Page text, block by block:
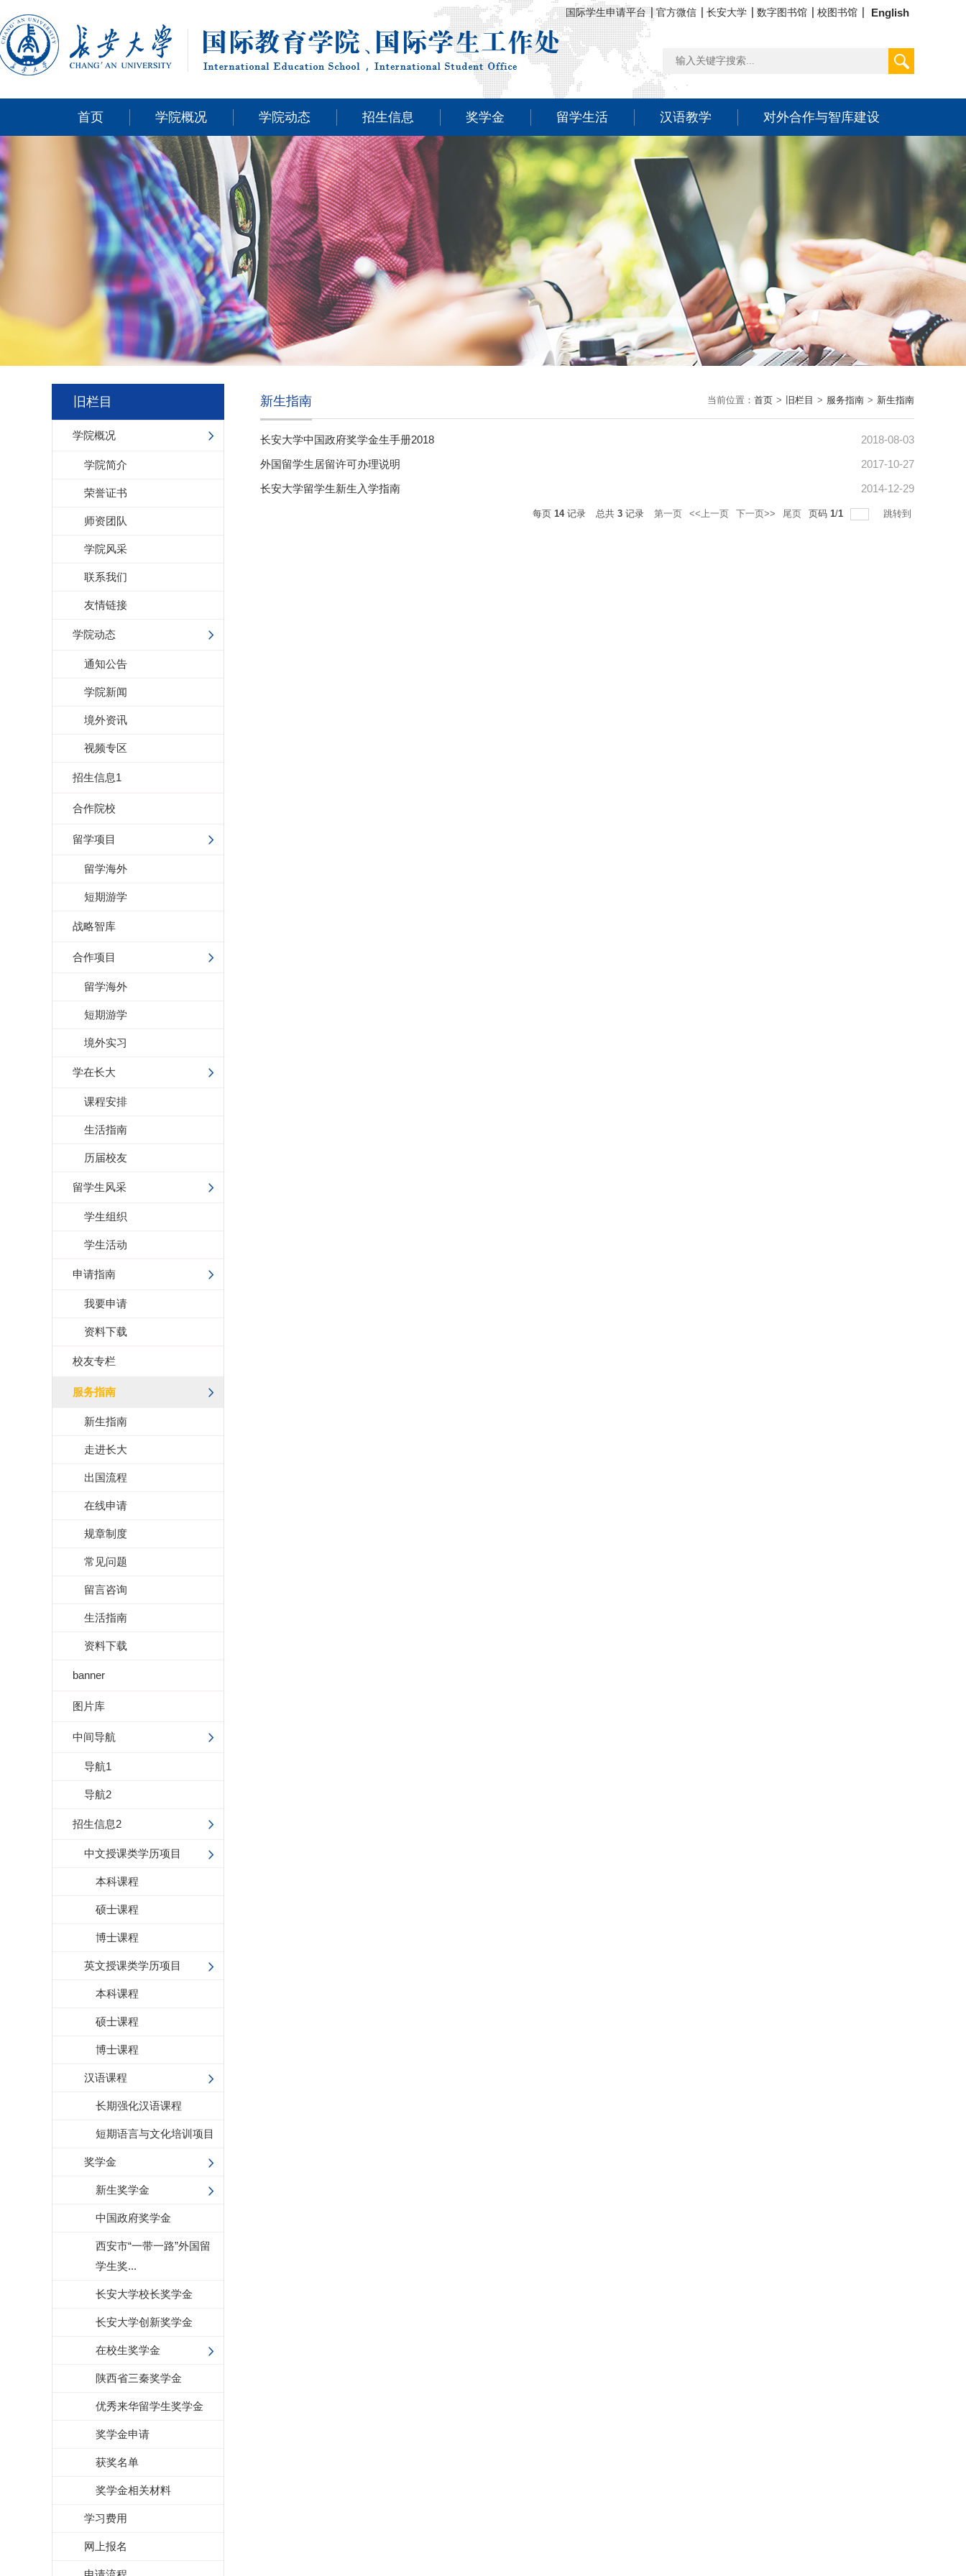
国际学生申请平台 官方微信 长安大学 数字图书馆 校图书馆 English
首页 学院概况 学院动态 招生信息 奖学金 留学生活 汉语教学 对外合作与智库建设
旧栏目
学院概况
学院简介
荣誉证书
师资团队
学院风采
联系我们
友情链接
学院动态
通知公告
学院新闻
境外资讯
视频专区
招生信息1
合作院校
留学项目
留学海外
短期游学
战略智库
合作项目
留学海外
短期游学
境外实习
学在长大
课程安排
生活指南
历届校友
留学生风采
学生组织
学生活动
申请指南
我要申请
资料下载
校友专栏
服务指南
新生指南
走进长大
出国流程
在线申请
规章制度
常见问题
留言咨询
生活指南
资料下载
banner
图片库
中间导航
导航1
导航2
招生信息2
中文授课类学历项目
本科课程
硕士课程
博士课程
英文授课类学历项目
本科课程
硕士课程
博士课程
汉语课程
长期强化汉语课程
短期语言与文化培训项目
奖学金
新生奖学金
中国政府奖学金
西安市“一带一路”外国留
学生奖...
长安大学校长奖学金
长安大学创新奖学金
在校生奖学金
陕西省三秦奖学金
优秀来华留学生奖学金
奖学金申请
获奖名单
奖学金相关材料
学习费用
网上报名
当前位置： 首页 > 旧栏目 > 服务指南 > 新生指南
新生指南
长安大学中国政府奖学金生手册2018
2018-08-03
外国留学生居留许可办理说明
2017-10-27
长安大学留学生新生入学指南
2014-12-29
每页 14记录 总共 3 记录 第一页 <<上一页 下一页>> 尾页 页码 1/1 跳转到